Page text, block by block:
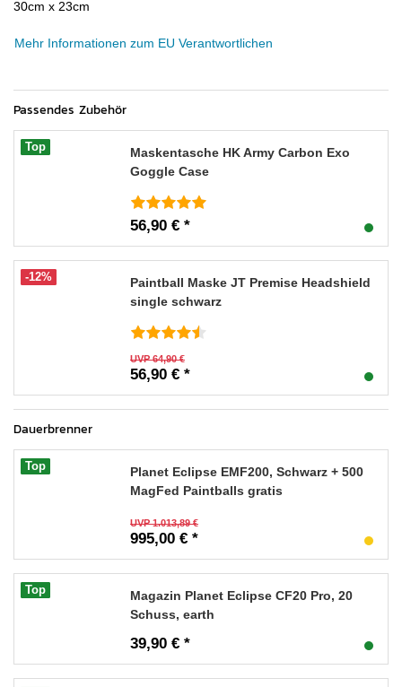
30cm x 23cm
Mehr Informationen zum EU Verantwortlichen
Passendes Zubehör
Top
Maskentasche HK Army Carbon Exo
Goggle Case
56,90 € *
-12%
Paintball Maske JT Premise Headshield
single schwarz
UVP 64,90 €
56,90 € *
Dauerbrenner
Top
Planet Eclipse EMF200, Schwarz + 500
MagFed Paintballs gratis
UVP 1.013,89 €
995,00 € *
Top
Magazin Planet Eclipse CF20 Pro, 20
Schuss, earth
39,90 € *